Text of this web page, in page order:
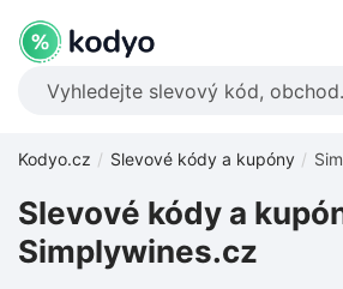
Kodyo.cz Slevové kódy a kupóny
Slevové kódy a
Simplywines.cz